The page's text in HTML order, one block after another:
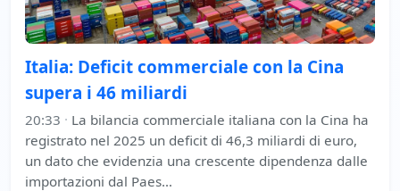
Italia: Deficit commerciale con la Cina
supera i 46 miliardi
20:33 · La bilancia commerciale italiana con la Cina ha
registrato nel 2025 un deficit di 46,3 miliardi di euro,
un dato che evidenzia una crescente dipendenza dalle
importazioni dal Paes…